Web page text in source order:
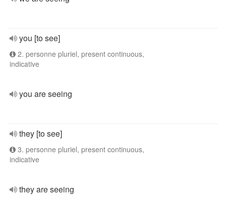
you [to see]
2. personne pluriel, present continuous,
indicative
you are seeing
they [to see]
3. personne pluriel, present continuous,
indicative
they are seeing